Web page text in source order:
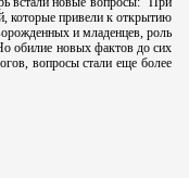
которые привели к открытию
и младенцев, роль
обилие новых фактов до сих
вопросы стали еще более